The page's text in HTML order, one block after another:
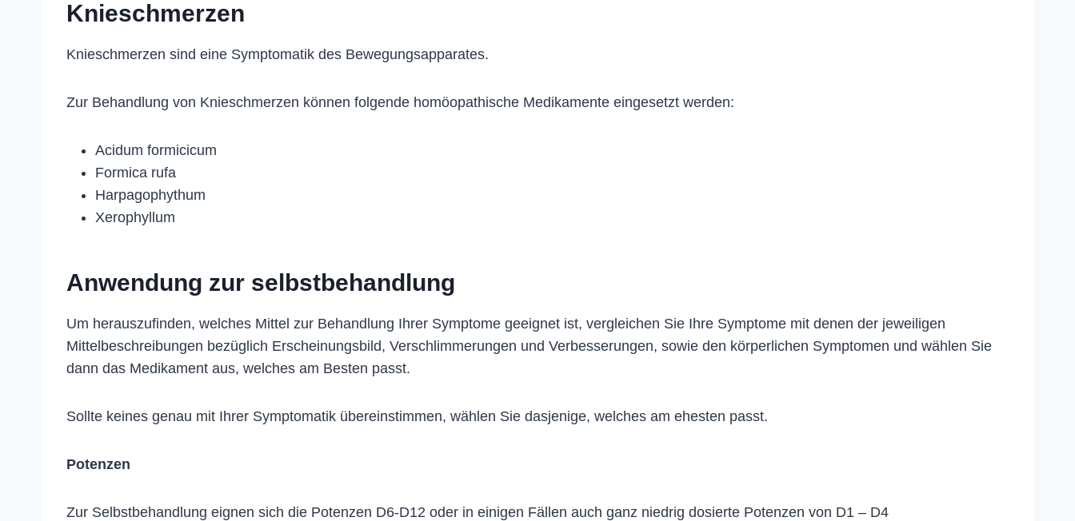
Knieschmerzen
Knieschmerzen sind eine Symptomatik des Bewegungsapparates.
Zur Behandlung von Knieschmerzen können folgende homöopathische Medikamente eingesetzt werden:
Acidum formicicum
Formica rufa
Harpagophythum
Xerophyllum
Anwendung zur selbstbehandlung
Um herauszufinden, welches Mittel zur Behandlung Ihrer Symptome geeignet ist, vergleichen Sie Ihre Symptome mit denen der jeweiligen
Mittelbeschreibungen bezüglich Erscheinungsbild, Verschlimmerungen und Verbesserungen, sowie den körperlichen Symptomen und wählen Sie
dann das Medikament aus, welches am Besten passt.
Sollte keines genau mit Ihrer Symptomatik übereinstimmen, wählen Sie dasjenige, welches am ehesten passt.
Potenzen
Zur Selbstbehandlung eignen sich die Potenzen D6-D12 oder in einigen Fällen auch ganz niedrig dosierte Potenzen von D1 – D4